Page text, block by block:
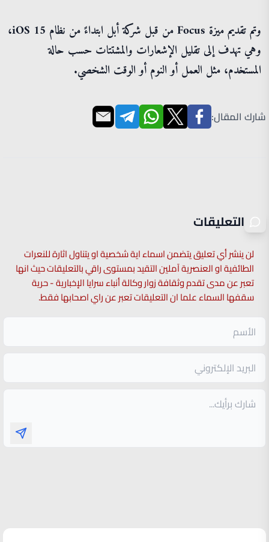
وتم تقديم ميزة Focus من قبل شركة أبل ابتداءً من نظام iOS 15،
وهي تهدف إلى تقليل الإشعارات والمشتتات حسب حالة
المستخدم، مثل العمل أو النوم أو الوقت الشخصي.
شارك المقال:
التعليقات
لن ينشر أي تعليق يتضمن اسماء اية شخصية او يتناول اثارة للنعرات
الطائفية او العنصرية آملين التقيد بمستوى راقي بالتعليقات حيث انها
تعبر عن مدى تقدم وثقافة زوار وكالة أنباء سرايا الإخبارية - حرية
سقفها السماء علما ان التعليقات تعبر عن راي اصحابها فقط.